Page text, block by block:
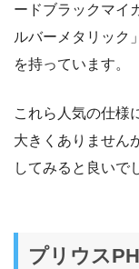
ードブラックマイ
ルバーメタリック
を持っています。
これら人気の仕様
大きくありません
してみると良いで
プリウス